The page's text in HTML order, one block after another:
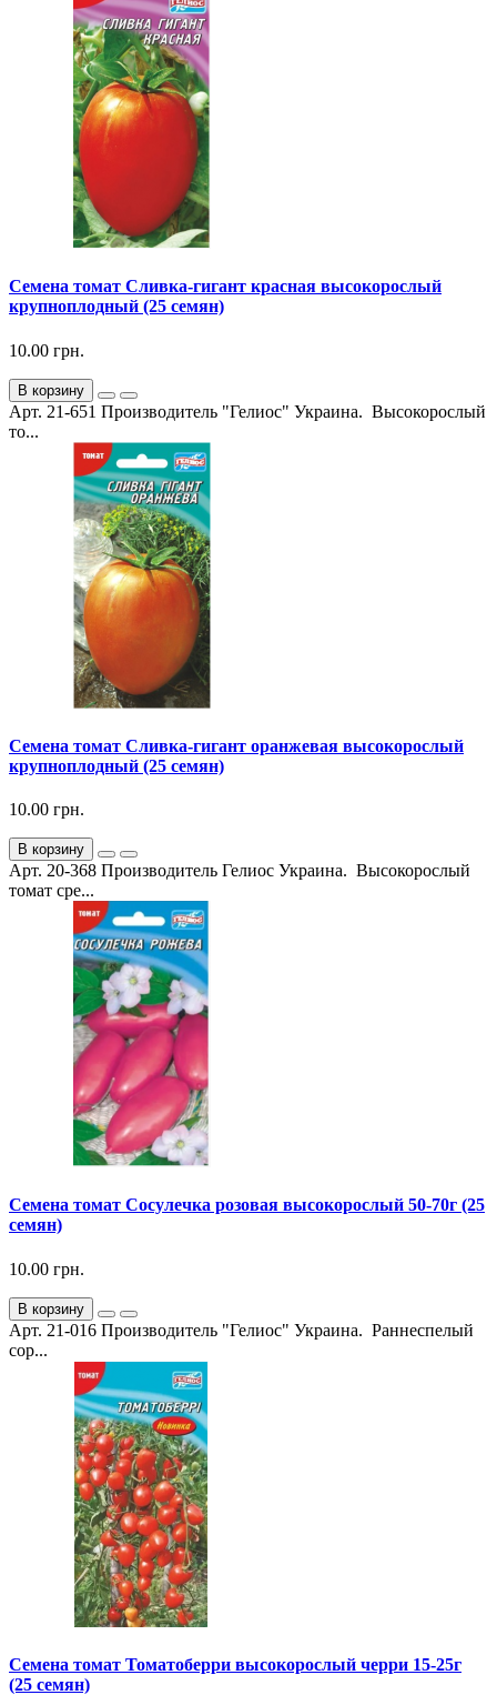
Семена томат Сливка-гигант красная высокорослый
крупноплодный (25 семян)
10.00 грн.
В корзину
Арт. 21-651 Производитель "Гелиос" Украина. Высокорослый
то...
Семена томат Сливка-гигант оранжевая высокорослый
крупноплодный (25 семян)
10.00 грн.
В корзину
Арт. 20-368 Производитель Гелиос Украина. Высокорослый
томат сре...
Семена томат Сосулечка розовая высокорослый 50-70г (25
семян)
10.00 грн.
В корзину
Арт. 21-016 Производитель "Гелиос" Украина. Раннеспелый
сор...
Семена томат Томатоберри высокорослый черри 15-25г
(25 семян)